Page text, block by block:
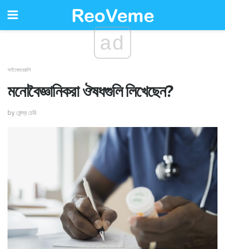
ad
সাইকোথেরাপি
মনোবৈজ্ঞানিকরা ঔষধগুলি লিখেছেন?
by কেন্দ্র চেরি